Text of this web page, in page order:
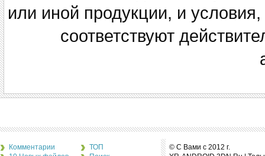
или иной продукции, и
соответствуют
Комментарии
ТОП
© С Вами с 2012 г.